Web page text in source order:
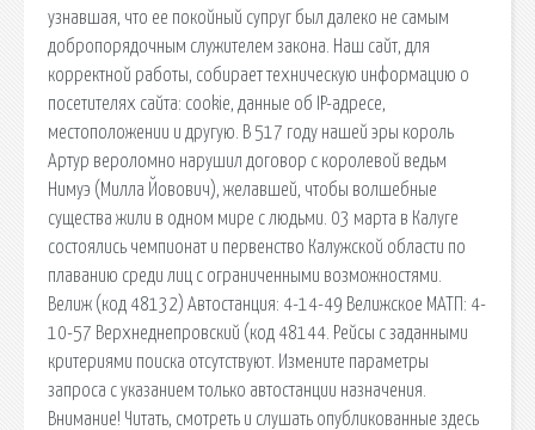
узнавшая, что ее покойный супруг был далеко не самым
добропорядочным служителем закона. Наш сайт, для
корректной работы, собирает техническую информацию о
посетителях сайта: cookie, данные об IP-адресе,
местоположении и другую. В 517 году нашей эры король
Артур вероломно нарушил договор с королевой ведьм
Нимуэ (Милла Йовович), желавшей, чтобы волшебные
существа жили в одном мире с людьми. 03 марта в Калуге
состоялись чемпионат и первенство Калужской области по
плаванию среди лиц с ограниченными возможностями.
Велиж (код 48132) Автостанция: 4-14-49 Велижское МАТП: 4-
10-57 Верхнеднепровский (код 48144. Рейсы с заданными
критериями поиска отсутствуют. Измените параметры
запроса с указанием только автостанции назначения.
Внимание! Читать, смотреть и слушать опубликованные здесь